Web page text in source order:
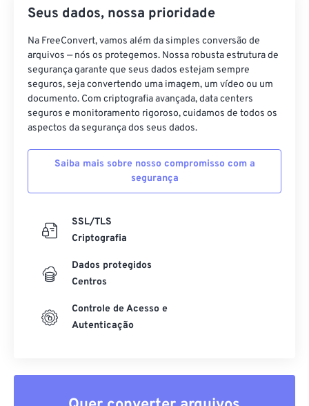
Seus dados, nossa prioridade
Na FreeConvert, vamos além da simples conversão de
arquivos — nós os protegemos. Nossa robusta estrutura de
segurança garante que seus dados estejam sempre
seguros, seja convertendo uma imagem, um vídeo ou um
documento. Com criptografia avançada, data centers
seguros e monitoramento rigoroso, cuidamos de todos os
aspectos da segurança dos seus dados.
Saiba mais sobre nosso compromisso com a
segurança
SSL/TLS
Criptografia
Dados protegidos
Centros
Controle de Acesso e
Autenticação